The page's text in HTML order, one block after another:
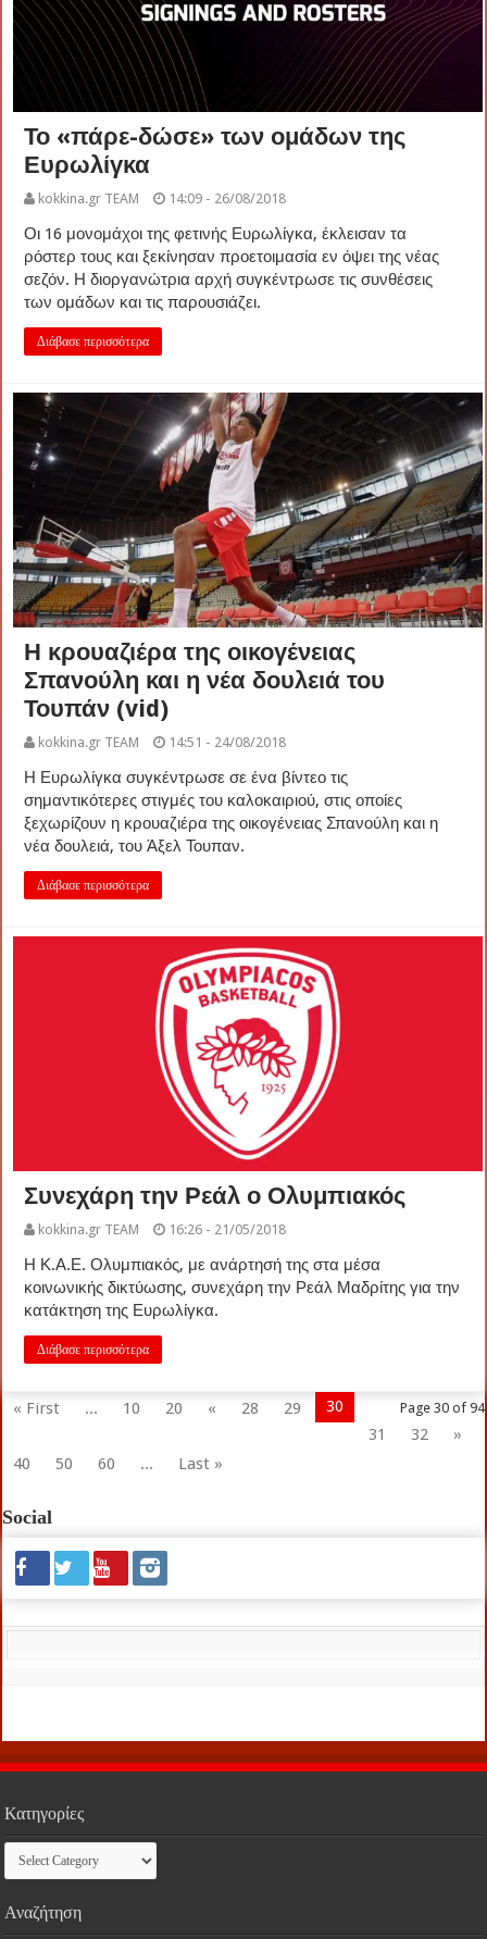
Το «πάρε-δώσε» των ομάδων της
Ευρωλίγκα
kokkina.gr TEAM 14:09 - 26/08/2018
Οι 16 μονομάχοι της φετινής Ευρωλίγκα, έκλεισαν τα
ρόστερ τους και ξεκίνησαν προετοιμασία εν όψει της νέας
σεζόν. Η διοργανώτρια αρχή συγκέντρωσε τις συνθέσεις
των ομάδων και τις παρουσιάζει.
Διάβασε περισσότερα
Η κρουαζιέρα της οικογένειας
Σπανούλη και η νέα δουλειά του
Τουπάν (vid)
kokkina.gr TEAM 14:51 - 24/08/2018
Η Ευρωλίγκα συγκέντρωσε σε ένα βίντεο τις
σημαντικότερες στιγμές του καλοκαιριού, στις οποίες
ξεχωρίζουν η κρουαζιέρα της οικογένειας Σπανούλη και η
νέα δουλειά, του Άξελ Τουπαν.
Διάβασε περισσότερα
Συνεχάρη την Ρεάλ ο Ολυμπιακός
kokkina.gr TEAM 16:26 - 21/05/2018
Η Κ.Α.Ε. Ολυμπιακός, με ανάρτησή της στα μέσα
κοινωνικής δικτύωσης, συνεχάρη την Ρεάλ Μαδρίτης για την
κατάκτηση της Ευρωλίγκα.
Διάβασε περισσότερα
Page 30 of 94
« First ... 10 20 « 28 29
30
31
32
»
40
50 60 ... Last »
Social
Κατηγορίες
Κατηγορίες
Αναζήτηση